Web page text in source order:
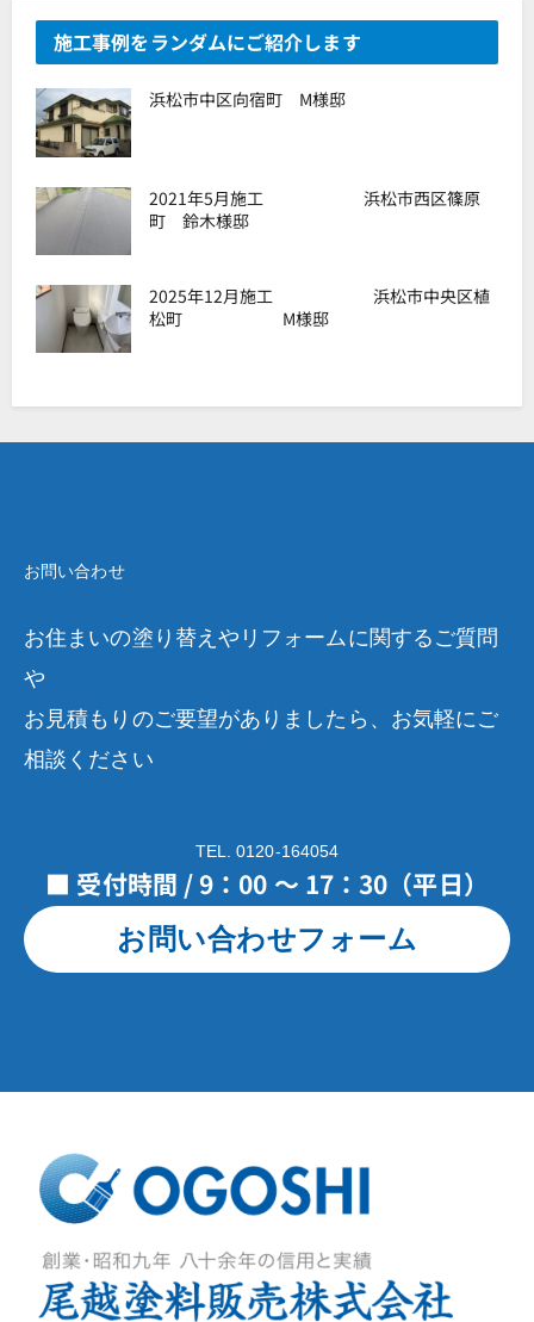
施工事例をランダムにご紹介します
浜松市中区向宿町 M様邸
2021年5月施工 浜松市西区篠原
町 鈴木様邸
2025年12月施工 浜松市中央区植
松町 M様邸
お問い合わせ
お住まいの塗り替えやリフォームに関するご質問
や
お見積もりのご要望がありましたら、お気軽にご
相談ください
TEL. 0120-164054
■ 受付時間 / 9：00 ～ 17：30（平日）
お問い合わせフォーム